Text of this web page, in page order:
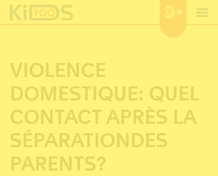
VIOLENCE
DOMESTIQUE: QUEL
CONTACT APRÈS LA
SÉPARATIONDES
PARENTS?
Cookies management panel